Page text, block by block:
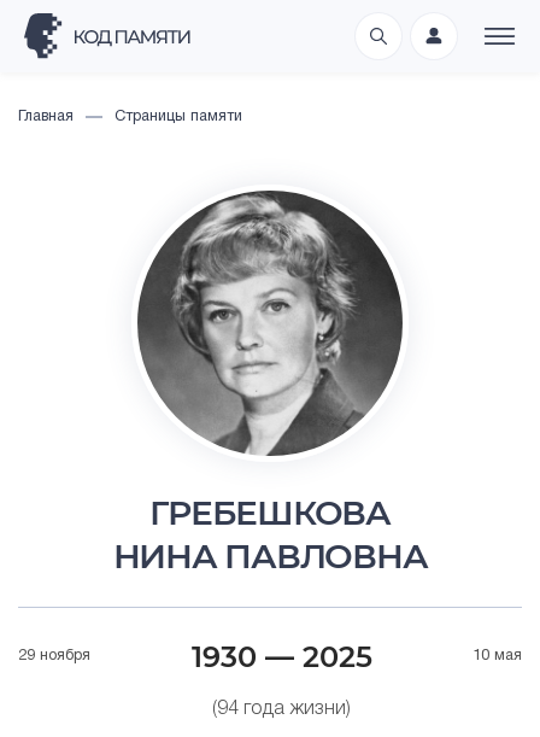
Главная Страницы памяти
ГРЕБЕШКОВА
НИНА ПАВЛОВНА
29 ноября 1930 — 2025
(94 года жизни)
10 мая